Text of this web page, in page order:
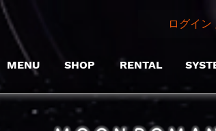
MENU SHOP
ログイ
RENTAL